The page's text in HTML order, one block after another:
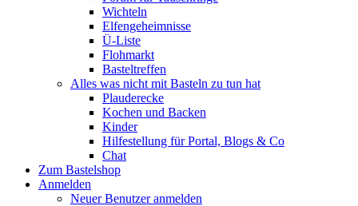
Wichteln
Elfengeheimnisse
Ü-Liste
Flohmarkt
Basteltreffen
Alles was nicht mit Basteln zu tun hat
Plauderecke
Kochen und Backen
Kinder
Hilfestellung für Portal, Blogs & Co
Chat
Zum Bastelshop
Anmelden
Neuer Benutzer anmelden